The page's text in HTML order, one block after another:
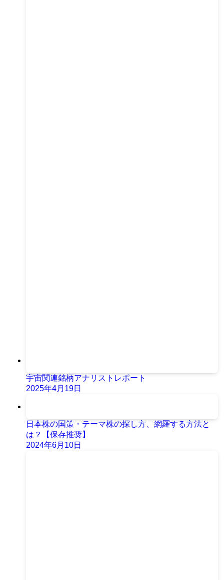
宇宙関連銘柄アナリストレポート
2025年4月19日
日本株の国策・テーマ株の探し方、網羅する方法と
は？【保存推奨】
2024年6月10日